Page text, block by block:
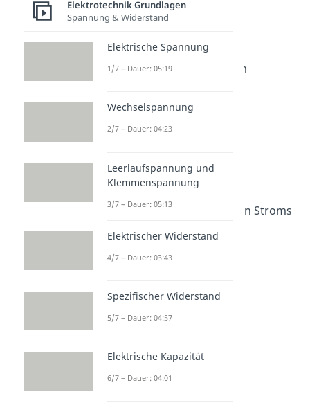
Strom
Elektrischer Strom
Gleichstrom Wechselstrom
Dauer: 04:30
Stromstärke
Dauer: 04:45
Elektrische Leitfähigkeit
Wirkungen des elektrischen Stroms
Elektrotechnik Grundlagen
Spannung & Widerstand
Elektrische Spannung
1/7 – Dauer: 05:19
Wechselspannung
2/7 – Dauer: 04:23
Leerlaufspannung und
Klemmenspannung
3/7 – Dauer: 05:13
Elektrischer Widerstand
4/7 – Dauer: 03:43
Spezifischer Widerstand
5/7 – Dauer: 04:57
Elektrische Kapazität
6/7 – Dauer: 04:01